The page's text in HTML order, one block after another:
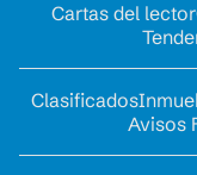
Cartas del lector
Clasificados
Avisos